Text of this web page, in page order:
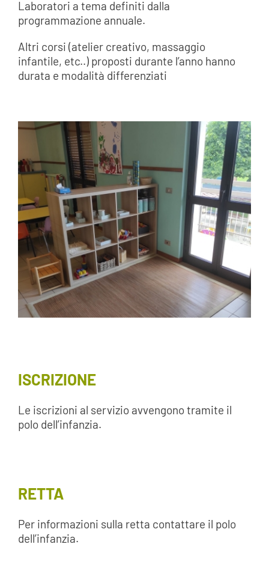
Laboratori a tema definiti dalla
programmazione annuale.
Altri corsi (atelier creativo, massaggio
infantile, etc..) proposti durante l’anno hanno
durata e modalità differenziati
ISCRIZIONE
Le iscrizioni al servizio avvengono tramite il
polo dell’infanzia.
RETTA
Per informazioni sulla retta contattare il polo
dell’infanzia.